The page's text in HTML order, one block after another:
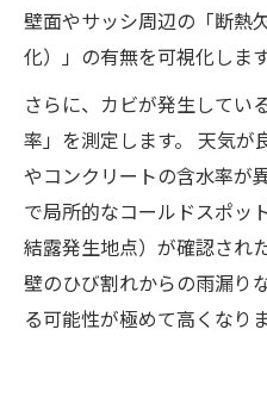
壁面やサッシ周辺の「断熱
化）」の有無を可視化します
さらに、カビが発生してい
率」を測定します。 天気が
やコンクリートの含水率が
で局所的なコールドスポッ
結露発生地点）が確認され
壁のひび割れからの雨漏り
る可能性が極めて高くなりま